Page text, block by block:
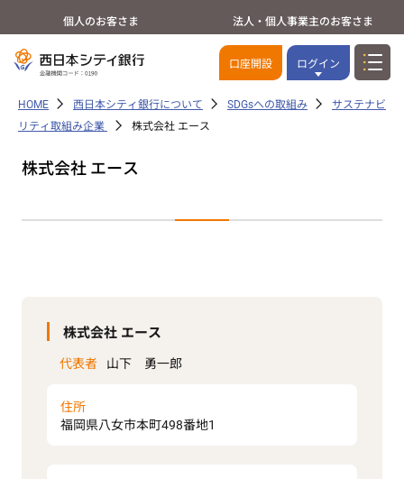
個人のお客さま 法人・個人事業主のお客さま
口座開設 ログイン
HOME 西日本シティ銀行について SDGsへの取組み
サステナビ
リティ取組み企業
株式会社 エース
株式会社 エース
株式会社 エース
代表者 山下 勇一郎
住所
福岡県八女市本町498番地1